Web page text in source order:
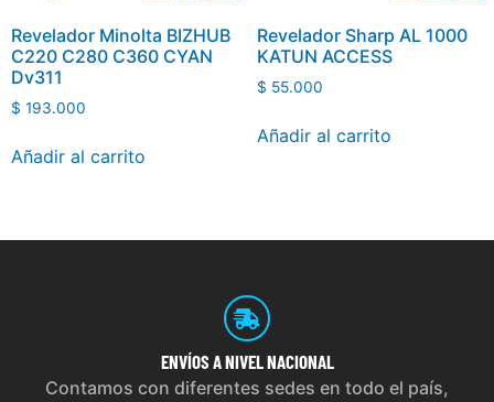
Revelador Minolta BIZHUB
C220 C280 C360 CYAN
Dv311
$ 193.000
Añadir al carrito
Revelador Sharp AL 1000
KATUN ACCESS
$ 55.000
Añadir al carrito
ENVÍOS A NIVEL NACIONAL
Contamos con diferentes sedes en todo el país,